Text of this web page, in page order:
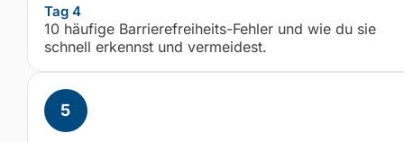
Tag 4
10 häufige Barrierefreiheits-Fehler und wie du sie
schnell erkennst und vermeidest.